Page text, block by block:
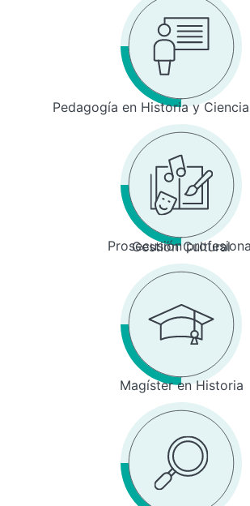
Pedagogía en Historia y
Prosecusión
Gestión Cultural
Magíster en Historia